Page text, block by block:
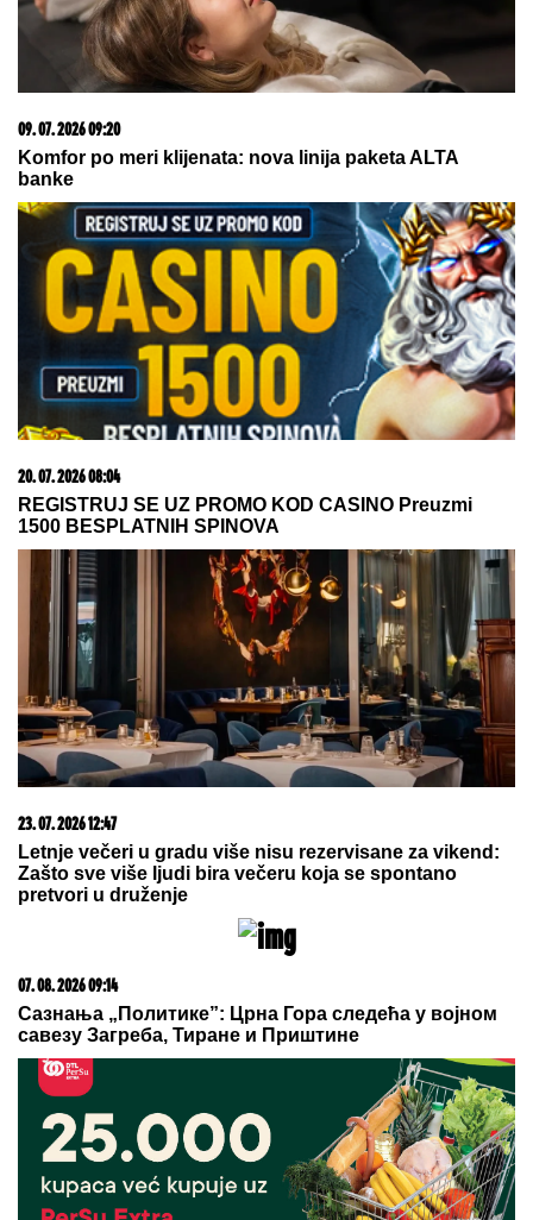
09. 07. 2026 09:20
Komfor po meri klijenata: nova linija paketa ALTA
banke
20. 07. 2026 08:04
REGISTRUJ SE UZ PROMO KOD CASINO Preuzmi
1500 BESPLATNIH SPINOVA
23. 07. 2026 12:47
Letnje večeri u gradu više nisu rezervisane za vikend:
Zašto sve više ljudi bira večeru koja se spontano
pretvori u druženje
07. 08. 2026 09:14
Сазнања „Политике”: Црна Гора следећа у војном
савезу Загреба, Тиране и Приштине